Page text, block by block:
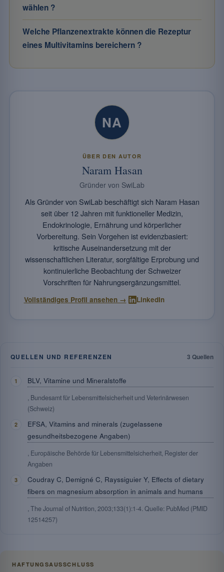
wählen ?
Welche Pflanzenextrakte können die Rezeptur
eines Multivitamins bereichern ?
NA
ÜBER DEN AUTOR
Naram Hasan
Gründer von SwiLab
Als Gründer von SwiLab beschäftigt sich Naram Hasan
seit über 12 Jahren mit funktioneller Medizin,
Endokrinologie, Ernährung und körperlicher
Vorbereitung. Sein Vorgehen ist evidenzbasiert:
kritische Auseinandersetzung mit der
wissenschaftlichen Literatur, sorgfältige Erprobung und
kontinuierliche Beobachtung der Schweizer
Vorschriften für Nahrungsergänzungsmittel.
Vollständiges Profil ansehen → LinkedIn
QUELLEN UND REFERENZEN 3 Quellen
BLV, Vitamine und Mineralstoffe
, Bundesamt für Lebensmittelsicherheit und Veterinärwesen
(Schweiz)
EFSA, Vitamins and minerals (zugelassene
gesundheitsbezogene Angaben)
, Europäische Behörde für Lebensmittelsicherheit, Register der
Angaben
Coudray C, Demigné C, Rayssiguier Y, Effects of dietary
fibers on magnesium absorption in animals and humans
, The Journal of Nutrition, 2003;133(1):1-4. Quelle: PubMed (PMID
12514257)
HAFTUNGSAUSSCHLUSS